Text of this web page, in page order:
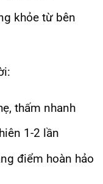
khỏe từ bên
thấm nhanh
1-2 lần
điểm hoàn hảo